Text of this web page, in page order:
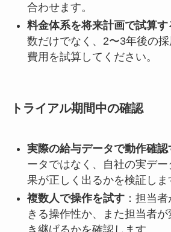
合わせます。
料金体系を将来計画で試算す
数だけでなく、2〜3年後の
費用を試算してください。
トライアル期間中の確認
実際の給与データで動作確認
ータではなく、自社の実デ
果が正しく出るかを検証しま
複数人で操作を試す：担当者
きる操作性か、また担当者が